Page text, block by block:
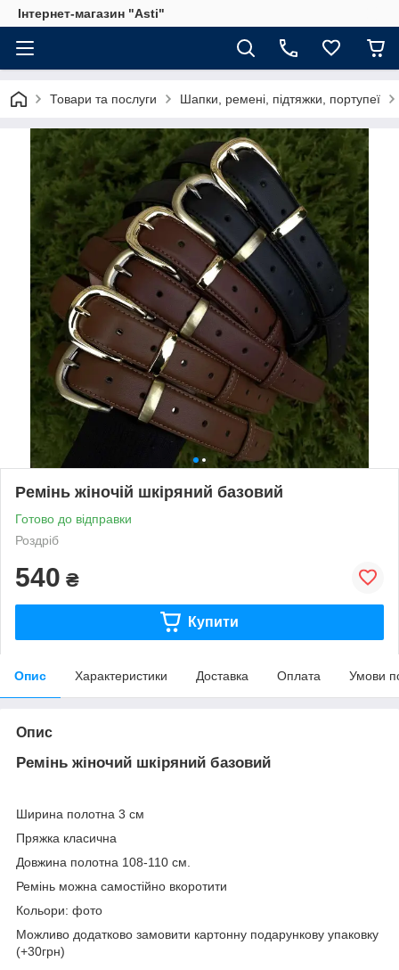
Інтернет-магазин "Asti"
Товари та послуги Шапки, ремені, підтяжки, портупеї
Ремінь жіночій шкіряний базовий
Готово до відправки
Роздріб
540 ₴
Купити
Опис Характеристики Доставка Оплата Умови
Опис
Ремінь жіночий шкіряний базовий
Ширина полотна 3 см
Пряжка класична
Довжина полотна 108-110 см.
Ремінь можна самостійно вкоротити
Кольори: фото
Можливо додатково замовити картонну подарункову упаковку
(+30грн)